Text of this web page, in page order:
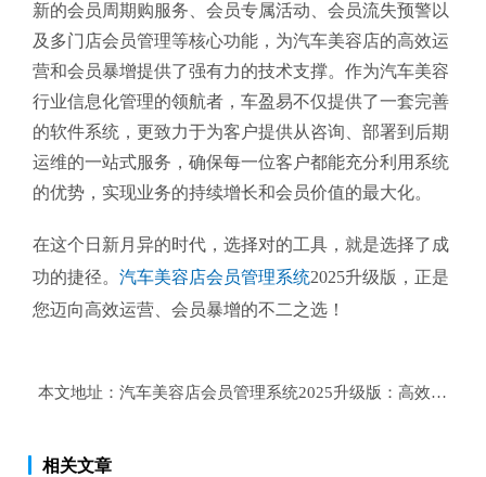
新的会员周期购服务、会员专属活动、会员流失预警以
及多门店会员管理等核心功能，为汽车美容店的高效运
营和会员暴增提供了强有力的技术支撑。作为汽车美容
行业信息化管理的领航者，车盈易不仅提供了一套完善
的软件系统，更致力于为客户提供从咨询、部署到后期
运维的一站式服务，确保每一位客户都能充分利用系统
的优势，实现业务的持续增长和会员价值的最大化。
在这个日新月异的时代，选择对的工具，就是选择了成
功的捷径。 汽车美容店会员管理系统2025升级版，正是
您迈向高效运营、会员暴增的不二之选！
本文地址： 汽车美容店会员管理系统2025升级版：高效运营，
相关文章